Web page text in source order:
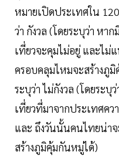
หมายเปิดประเทศใน
ว่า กังวล (โดยระบุว่า ห
เที่ยวจะคุมไม่อยู่ และไม่
ครอบคลุมไหมจะสร้างภู
ระบุว่า ไม่กังวล (โดยระ
เที่ยวที่มาจากประเทศคว
และ ถึงวันนั้นคนไทยน่า
สร้างภูมิคุ้มกันหมู่ได้)